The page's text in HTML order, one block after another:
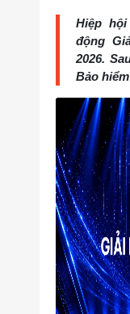
Hiệp
động
2026.
Bảo hiểm